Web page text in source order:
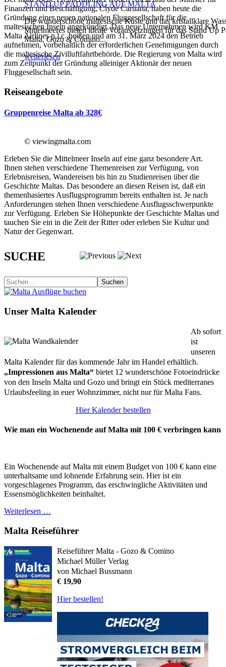
STAND UP PADDLING AUF MALTA
Die wunderschöne maltesische Küste und das kristallklare
Mittelmeeres bieten ideale Voraussetzungen für das Stand Up
Malta, Gozo & Comino...
weiterlesen
Finanzen und Beschäftigung, Clyde Caruana, haben heute die
Gründung einer neuen nationalen Fluggesellschaft für die
maltesischen Inseln angekündigt. Das neue Unternehmen wird KM
Malta Airlines p.l.c. heißen und am 31. März 2024 den Betrieb
aufnehmen, vorbehaltlich der erforderlichen Genehmigungen durch
die maltesische Zivilluftfahrtbehörde. Die Regierung von Malta wird
zum Zeitpunkt der Gründung alleiniger Aktionär der neuen
Fluggesellschaft sein.
Reiseangebote
Gruppenreise Malta ab 328€
© viewingmalta.com
Erleben Sie die Mittelmeer Inseln auf eine ganz besondere Art.
Ihnen stehen verschiedene Themenreisen zur Verfügung, von
Erlebnisreisen, Wandereisen bis hin zu Studienreisen über die
Geschichte Maltas. Das besondere an diesen Reisen ist, daß ein
themenbasiertes Ausflugsprogramm bereits enthalten ist. Je nach
Anforderungen stehen Ihnen verschiedene Ausflugsschwerpunkte
zur Verfügung. Erleben Sie Höhepunkte der Geschichte Maltas und
tauchen Sie ein in die Zeit der Ritter oder erleben Sie Kultur und
Natur der Gegenwart.
SUCHE
Suchen
Unser Malta Kalender
Ab sofort
ist
unseren
Malta Kalender für das kommende Jahr im Handel erhältlich.
„Impressionen aus Malta“ bietet 12 wunderschöne Fotoeindrücke
von den Inseln Malta und Gozo und bringt ein Stück mediterranes
Urlaubsfeeling in euer Wohnzimmer, nicht nur für Malta Fans.
Hier Kalender bestellen
Wie man ein Wochenende auf Malta mit 100 € verbringen kann
Ein Wochenende auf Malta mit einem Budget von 100 € kann eine
unterhaltsame und lohnende Erfahrung sein. Hier ist ein
vorgeschlagenes Programm, das erschwingliche Aktivitäten und
Essensmöglichkeiten beinhaltet.
Weiterlesen …
Malta Reiseführer
Reiseführer Malta - Gozo & Comino
Michael Müller Verlag
von Michael Bussmann
€ 19,90
Hier bestellen!